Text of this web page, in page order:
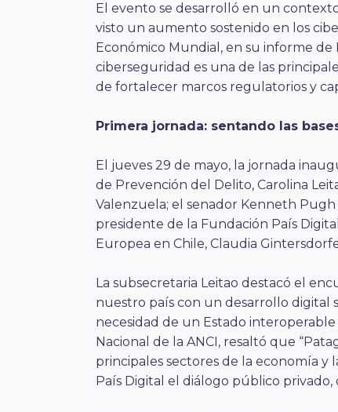
El evento se desarrolló en un
visto un aumento sostenido en los
Económico Mundial, en su informe de
ciberseguridad es una de las
de fortalecer marcos regulatorios y
Primera jornada: sentando las
El jueves 29 de mayo, la jornada
de Prevención del Delito, Carolina
Valenzuela; el senador Kenneth
presidente de la Fundación País
Europea en Chile, Claudia
La subsecretaria Leitao destacó el
nuestro país con un desarrollo digital
necesidad de un Estado
Nacional de la ANCI, resaltó que
principales sectores de la economía y
País Digital el diálogo público